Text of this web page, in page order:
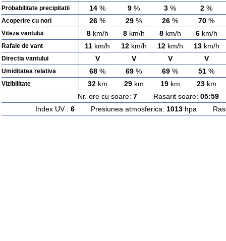
Probabilitate precipitatii 14 % 9 % 3 % 2 %
Acoperire cu nori 26 % 29 % 26 % 70 %
Viteza vantului 8km/h 8km/h 8km/h 6km/h
Rafale de vant 11 km/h 12km/h 12km/h 13km/h
Directia vantului V V V V
Umiditatea relativa 68 % 69 % 69 % 51 %
Vizibilitate 32km 29km 19km 23km
Nr. ore cu soare: 7Rasarit soare: 05:59
Index UV : 6 Presiunea atmosferica: 1013 hpa